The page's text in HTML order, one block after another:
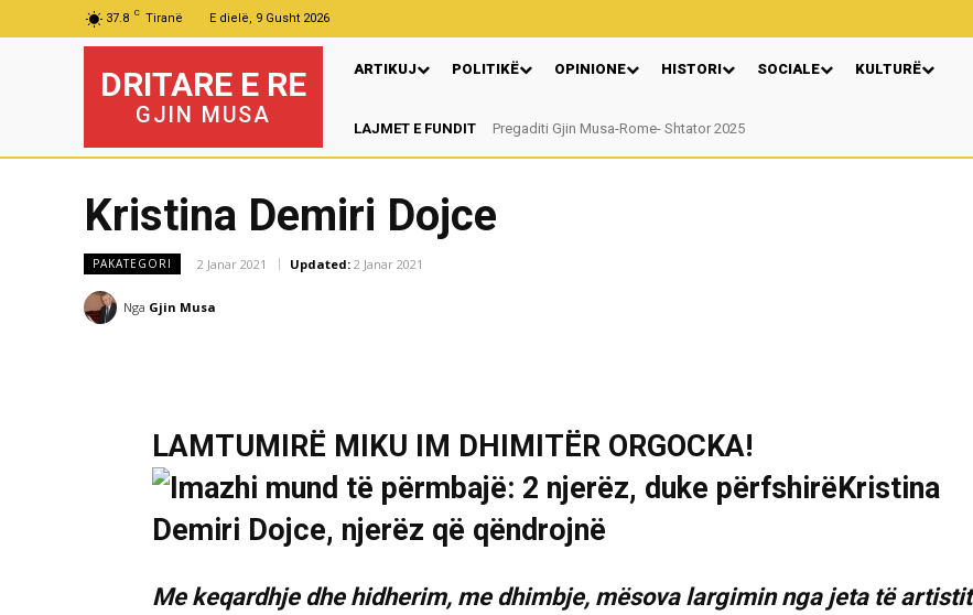
37.8 C Tiranë E dielë, 9 Gusht 2026
DRITARE E RE
GJIN MUSA
ARTIKUJ POLITIKË OPINIONE HISTORI SOCIALE KULTURË
LAJMET E FUNDIT Pregaditi Gjin Musa-Rome- Shtator 2025
Nga: Ndue Dedaj
Kristina Demiri Dojce
PAKATEGORI 2 Janar 2021 Updated: 2 Janar 2021
Nga Gjin Musa
LAMTUMIRË MIKU IM DHIMITËR ORGOCKA!
Me keqardhje dhe hidherim, me dhimbje, mësova largimin nga jeta të artistit